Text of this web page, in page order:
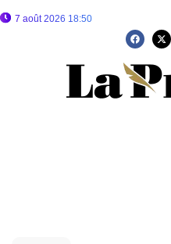
7 août 2026 18:50